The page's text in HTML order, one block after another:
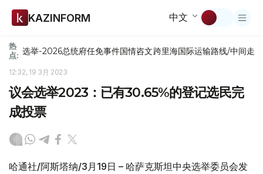
KAZINFORM 中文
热
点: 选举-2026总统府任免事件国情咨文跨里海国际运输路线/中间走廊
12:32, 19 3月 2023
议会选举2023：已有30.65%的登记选民完
成投票
哈通社/阿斯塔纳/3月19日 – 哈萨克斯坦中央选举委员会发